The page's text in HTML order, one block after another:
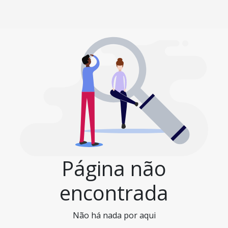
Página não
encontrada
Não há nada por aqui